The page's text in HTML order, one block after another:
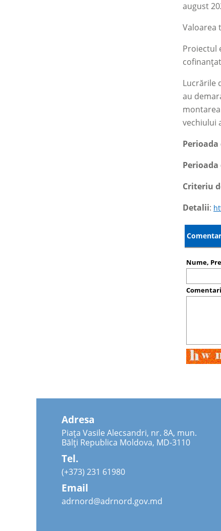
august
Valoarea
Proiectul
Lucrările
au
vechiului
Criteriu
Detalii:
Nume,
Adresa
Piața Vasile Alecsandri, nr. 8A, mun.
Bălți Republica Moldova, MD-3110
Tel.
(+373) 231 61980
Email
adrnord@adrnord.gov.md